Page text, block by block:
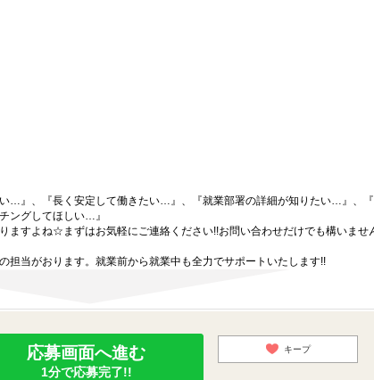
い…』、『長く安定して働きたい…』、『就業部署の詳細が知りたい…』、
ングしてほしい…』
ますよね☆まずはお気軽にご連絡ください!!お問い合わせだけでも構いませ
担当がおります。就業前から就業中も全力でサポートいたします!!
応募画面へ進む
1分で応募完了!!
キープ